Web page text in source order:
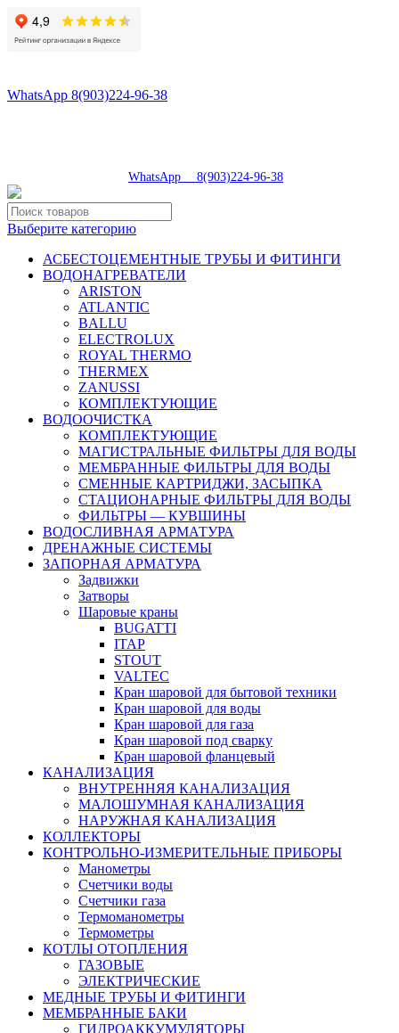
WhatsApp 8(903)224-96-38
WhatsApp 8(903)224-96-38
Выберите категорию
АСБЕСТОЦЕМЕНТНЫЕ ТРУБЫ И ФИТИНГИ
ВОДОНАГРЕВАТЕЛИ
ARISTON
ATLANTIC
BALLU
ELECTROLUX
ROYAL THERMO
THERMEX
ZANUSSI
КОМПЛЕКТУЮЩИЕ
ВОДООЧИСТКА
КОМПЛЕКТУЮЩИЕ
МАГИСТРАЛЬНЫЕ ФИЛЬТРЫ ДЛЯ ВОДЫ
МЕМБРАННЫЕ ФИЛЬТРЫ ДЛЯ ВОДЫ
СМЕННЫЕ КАРТРИДЖИ, ЗАСЫПКА
СТАЦИОНАРНЫЕ ФИЛЬТРЫ ДЛЯ ВОДЫ
ФИЛЬТРЫ — КУВШИНЫ
ВОДОСЛИВНАЯ АРМАТУРА
ДРЕНАЖНЫЕ СИСТЕМЫ
ЗАПОРНАЯ АРМАТУРА
Задвижки
Затворы
Шаровые краны
BUGATTI
ITAP
STOUT
VALTEC
Кран шаровой для бытовой техники
Кран шаровой для воды
Кран шаровой для газа
Кран шаровой под сварку
Кран шаровой фланцевый
КАНАЛИЗАЦИЯ
ВНУТРЕННЯЯ КАНАЛИЗАЦИЯ
МАЛОШУМНАЯ КАНАЛИЗАЦИЯ
НАРУЖНАЯ КАНАЛИЗАЦИЯ
КОЛЛЕКТОРЫ
КОНТРОЛЬНО-ИЗМЕРИТЕЛЬНЫЕ ПРИБОРЫ
Манометры
Счетчики воды
Счетчики газа
Термоманометры
Термометры
КОТЛЫ ОТОПЛЕНИЯ
ГАЗОВЫЕ
ЭЛЕКТРИЧЕСКИЕ
МЕДНЫЕ ТРУБЫ И ФИТИНГИ
МЕМБРАННЫЕ БАКИ
ГИДРОАККУМУЛЯТОРЫ